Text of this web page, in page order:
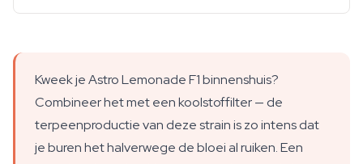
Kweek je Astro Lemonade F1 binnenshuis?
Combineer het met een koolstoffilter — de
terpeenproductie van deze strain is zo intens dat
je buren het halverwege de bloei al ruiken. Een